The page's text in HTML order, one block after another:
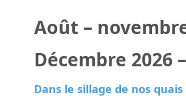
Août –
Décembre 2026
Dans le sillage de nos